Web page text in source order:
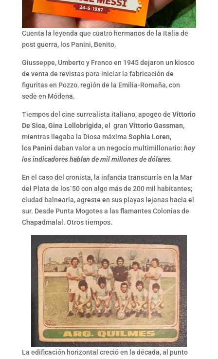
Cuenta la leyenda que cuatro hermanos de la Italia de
post guerra, los Panini, Benito,
Giusseppe, Umberto y Franco en 1945 dejaron un kiosco
de venta de revistas para iniciar la fabricación de
figuritas en Pozzo, región de la Emilia-Romaña, con
sede en Módena.
Tiempos del cine surrealista italiano, apogeo de Vittorio
De Sica, Gina Lollobrígida, el gran Vittorio Gassman,
mientras llegaba la Diosa máxima Sophia Loren,
los Panini daban valor a un negocio multimillonario: hoy
los indicadores hablan de mil millones de dólares.
En el caso del cronista, la infancia transcurría en la Mar
del Plata de los´50 con algo más de 200 mil habitantes;
ciudad balnearia, agreste en sus playas lejanas hacia el
sur. Desde Punta Mogotes a las flamantes Colonias de
Chapadmalal. Otros tiempos.
La edificación horizontal creció en la década, al punto